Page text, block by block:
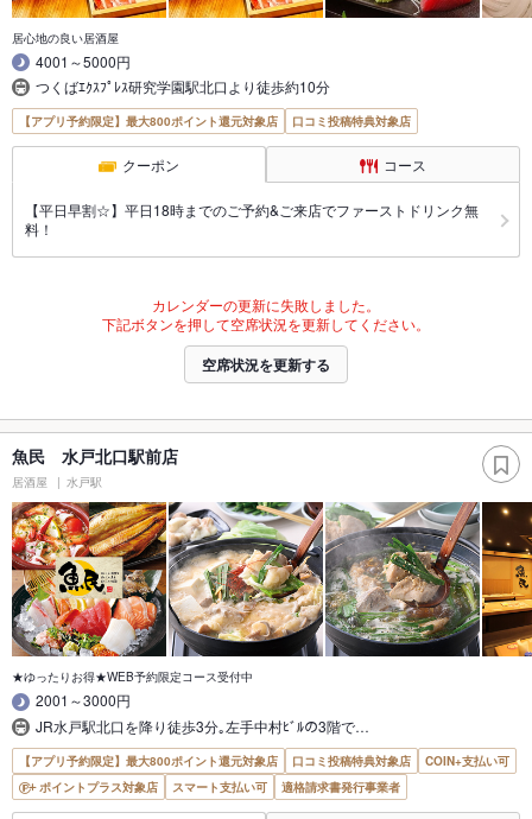
居心地の良い居酒屋
4001～5000円
つくばｴｸｽﾌﾟﾚｽ研究学園駅北口より徒歩約10分
【アプリ予約限定】最大800ポイント還元対象店 口コミ投稿特典対象店
クーポン コース
【平日早割☆】平日18時までのご予約&ご来店でファーストドリンク無
料！
カレンダーの更新に失敗しました。
下記ボタンを押して空席状況を更新してください。
空席状況を更新する
魚民 水戸北口駅前店
居酒屋 水戸駅
★ゆったりお得★WEB予約限定コース受付中
2001～3000円
JR水戸駅北口を降り徒歩3分｡左手中村ﾋﾞﾙの3階で…
【アプリ予約限定】最大800ポイント還元対象店 口コミ投稿特典対象店
COIN+支払い可
ポイントプラス対象店
スマート支払い可 適格請求書発行事業者